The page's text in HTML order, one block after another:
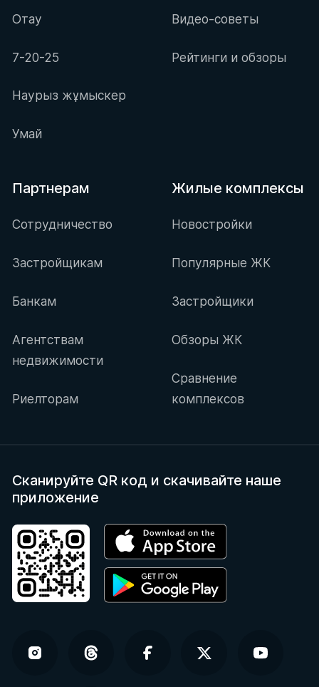
Отау
7-20-25
Наурыз жұмыскер
Умай
Видео-советы
Рейтинги и обзоры
Партнерам
Сотрудничество
Застройщикам
Банкам
Агентствам
недвижимости
Риелторам
Жилые комплексы
Новостройки
Популярные ЖК
Застройщики
Обзоры ЖК
Сравнение
комплексов
Сканируйте QR код и скачивайте наше
приложение